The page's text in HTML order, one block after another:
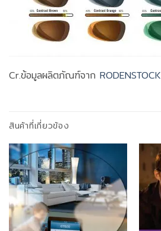
Cr.ข้อมูลผลิตภัณฑ์จาก RODENSTOCK
สินค้าที่เกี่ยวข้อง